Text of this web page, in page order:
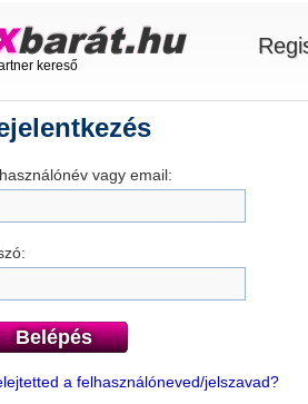
kereső
vagy email:
Belépés
a felhasználóneved/jelszavad?